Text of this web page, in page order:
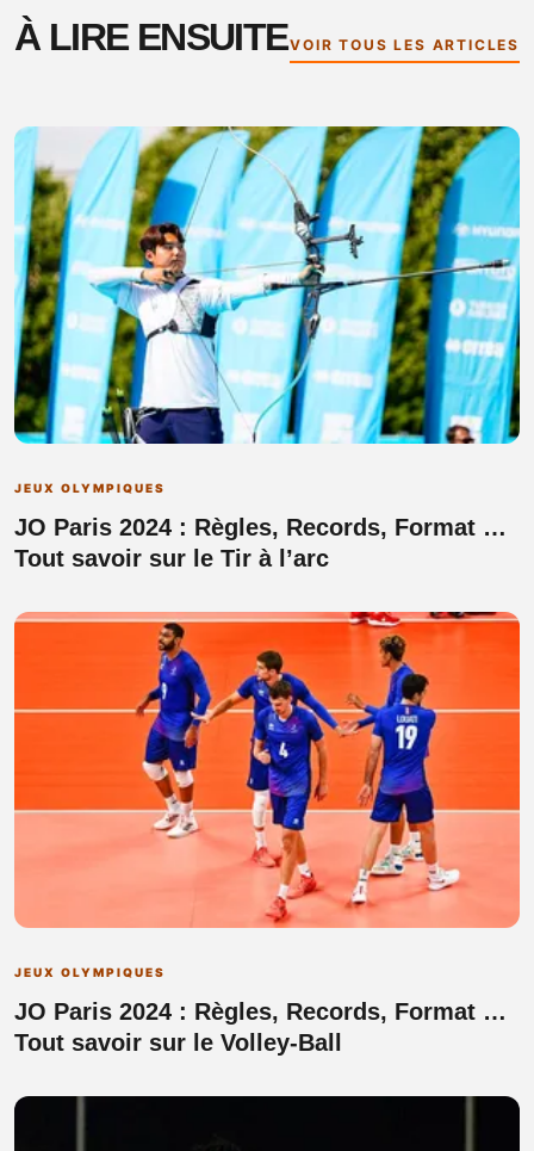
À LIRE ENSUITEVOIR TOUS LES ARTICLES
JEUX OLYMPIQUES
JO Paris 2024 : Règles, Records, Format …
Tout savoir sur le Tir à l’arc
JEUX OLYMPIQUES
JO Paris 2024 : Règles, Records, Format …
Tout savoir sur le Volley-Ball